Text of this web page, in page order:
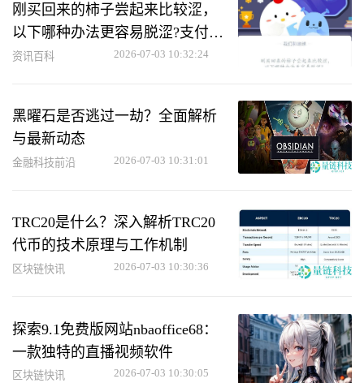
刚买回来的柿子尝起来比较涩，
以下哪种办法更容易脱涩?支付宝
蚂蚁庄园10月31日答案
资讯百科 2026-07-03 10:32:24
黑曜石是否逃过一劫？全面解析
与最新动态
金融科技前沿 2026-07-03 10:31:01
TRC20是什么？深入解析TRC20
代币的技术原理与工作机制
区块链快讯 2026-07-03 10:30:36
探索9.1免费版网站nbaoffice68：
一款独特的直播视频软件
区块链快讯 2026-07-03 10:30:05